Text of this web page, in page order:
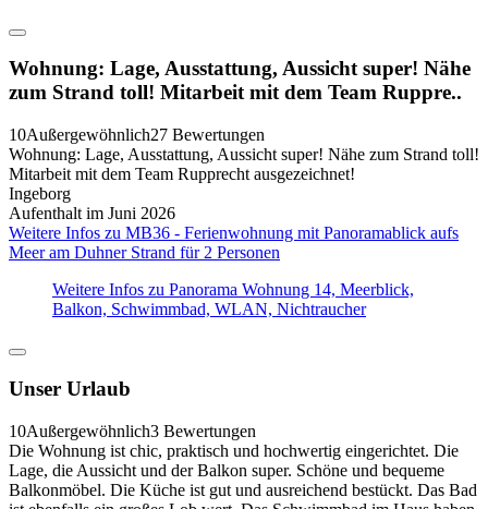
Wohnung: Lage, Ausstattung, Aussicht super! Nähe
zum Strand toll! Mitarbeit mit dem Team Ruppre..
10Außergewöhnlich27 Bewertungen
Wohnung: Lage, Ausstattung, Aussicht super! Nähe zum Strand toll!
Mitarbeit mit dem Team Rupprecht ausgezeichnet!
Ingeborg
Aufenthalt im Juni 2026
Weitere Infos zu MB36 - Ferienwohnung mit Panoramablick aufs
Meer am Duhner Strand für 2 Personen
Weitere Infos zu Panorama Wohnung 14, Meerblick,
Balkon, Schwimmbad, WLAN, Nichtraucher
Unser Urlaub
10Außergewöhnlich3 Bewertungen
Die Wohnung ist chic, praktisch und hochwertig eingerichtet. Die
Lage, die Aussicht und der Balkon super. Schöne und bequeme
Balkonmöbel. Die Küche ist gut und ausreichend bestückt. Das Bad